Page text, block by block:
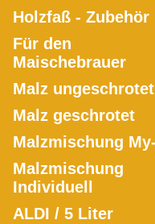
Holzfaß - Zubehör
Für den
Maischebrauer
Malz ungeschrotet
Malz geschrotet
Malzmischung
Malzmischung
Individuell
ALDI / 5 Liter